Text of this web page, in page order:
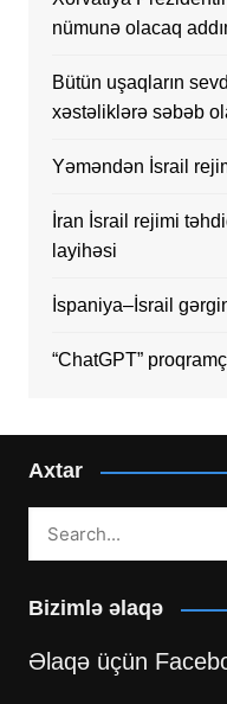
nümunə olacaq
Bütün uşaqların
xəstəliklərə səbəb
Yəməndən İsrail
İran İsrail rejimi
layihəsi
İspaniya–İsrail
“ChatGPT”
Axtar
Bizimlə əlaqə
Əlaqə üçün